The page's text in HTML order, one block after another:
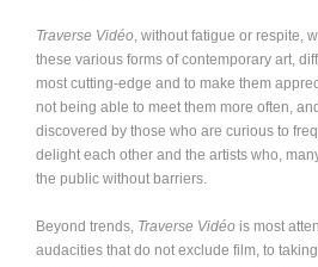
Traverse Vidéo, without fatigue or respite,
these various forms of contemporary art,
most cutting-edge and to make them
not being able to meet them more often,
discovered by those who are curious to
delight each other and the artists who,
the public without barriers.
Beyond trends, Traverse Vidéo is most
audacities that do not exclude film, to